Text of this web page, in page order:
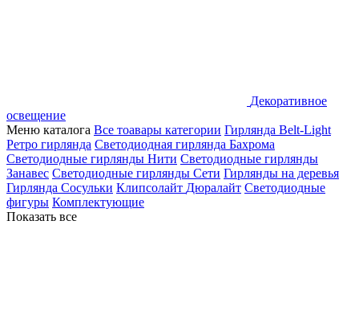
Декоративное
освещение
Меню каталога Все тоавары категории Гирлянда Belt-Light
Ретро гирлянда Светодиодная гирлянда Бахрома
Светодиодные гирлянды Нити Светодиодные гирлянды
Занавес Светодиодные гирлянды Сети Гирлянды на деревья
Гирлянда Сосульки Клипсолайт Дюралайт Светодиодные
фигуры Комплектующие
Показать все